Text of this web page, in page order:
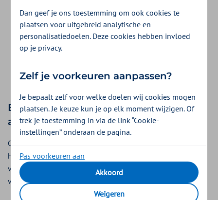
10041 of 10042 gebruikt u niet meer. U declareert alleen
behandelingen op aanspraakcode 022.
U gebruikt diagnosecode 3993.
op indicatiecode 008 declareert. Vanaf de 21
behandeling declareert u op indicatiecode 001.
Bewaar het bewijs van diagnose in uw
administratie
Opsturen naar ons hoeft niet. Dit bewijs komt van een
huisarts, bedrijfsarts, specialist ouderengeneeskunde, arts
verstandelijk gehandicapten, jeugdarts, physician assistent,
verpleegkundig specialist of medisch specialist.
Dan geef je ons toestemming om ook cookies te
plaatsen voor uitgebreid analytische en
personalisatiedoelen. Deze cookies hebben invloed
op je privacy.
Zelf je voorkeuren aanpassen?
Je bepaalt zelf voor welke doelen wij cookies mogen
plaatsen. Je keuze kun je op elk moment wijzigen. Of
trek je toestemming in via de link “Cookie-
instellingen” onderaan de pagina.
Pas voorkeuren aan
Akkoord
Weigeren